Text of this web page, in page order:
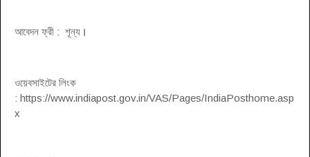
আবেদন ফ্রী : শূন্য ।
ওয়েবসাইটের লিংক
: https://www.indiapost.gov.in/VAS/Pages/IndiaPosthome.asp
x